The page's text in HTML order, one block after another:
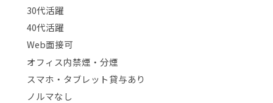
30代活躍
40代活躍
Web面接可
オフィス内禁煙・分煙
スマホ・タブレット貸与あり
ノルマなし